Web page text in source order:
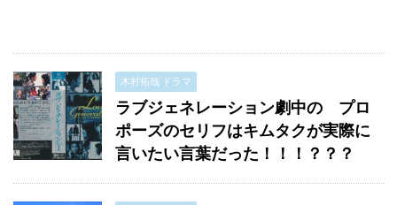
木村拓哉 ドラマ
ラブジェネレーション劇中の プロ
ポーズのセリフはキムタクが実際に
言いたい言葉だった！！！？？？